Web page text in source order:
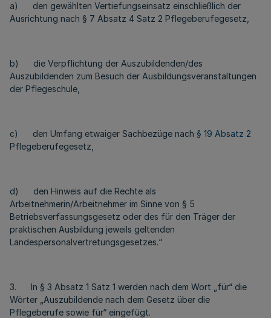
a) den gewählten Vertiefungseinsatz einschließlich der
Ausrichtung nach § 7 Absatz 4 Satz 2 Pflegeberufegesetz,
b) die Verpflichtung der Auszubildenden/des
Auszubildenden zum Besuch der Ausbildungsveranstaltungen
der Pflegeschule,
c) den Umfang etwaiger Sachbezüge nach § 19 Absatz 2
Pflegeberufegesetz,
d) den Hinweis auf die Rechte als
Arbeitnehmerin/Arbeitnehmer im Sinne von § 5
Betriebsverfassungsgesetz oder des für den Träger der
praktischen Ausbildung jeweils geltenden
Landespersonalvertretungsgesetzes.“
3. In § 3 Absatz 1 Satz 1 werden nach dem Wort „für“ die
Wörter „Auszubildende nach dem Gesetz über die
Pflegeberufe sowie für“ eingefügt.